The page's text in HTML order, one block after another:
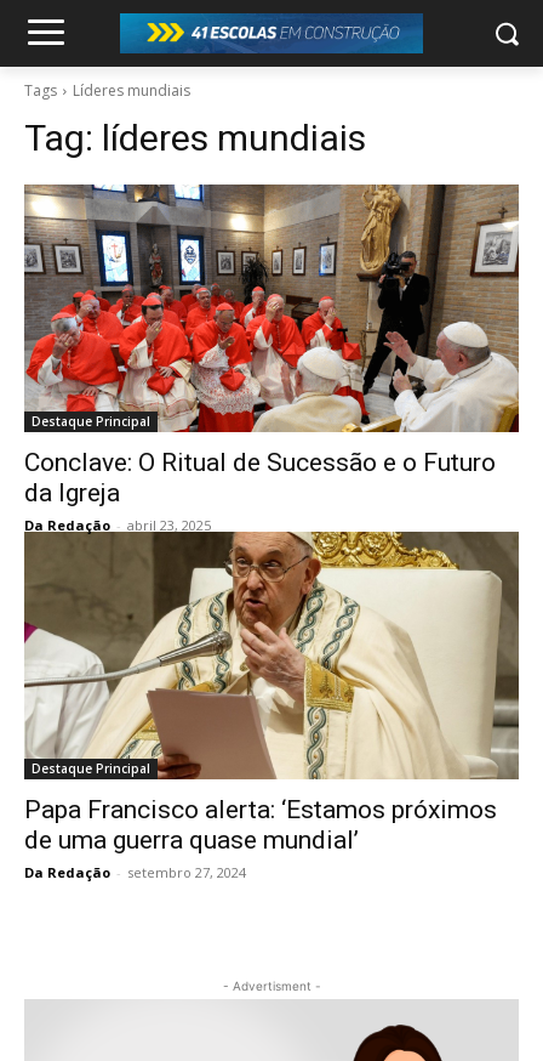
Tags Líderes mundiais
Tag: líderes mundiais
Destaque Principal
Conclave: O Ritual de Sucessão e o Futuro
da Igreja
Da Redação - abril 23, 2025
Destaque Principal
Papa Francisco alerta: ‘Estamos próximos
de uma guerra quase mundial’
Da Redação - setembro 27, 2024
- Advertisment -